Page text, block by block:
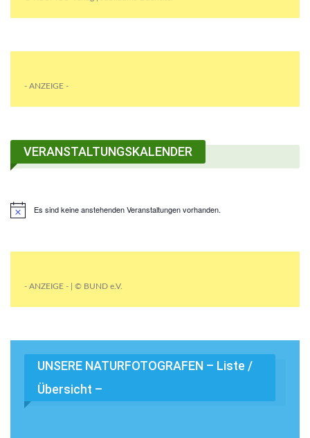
- ANZEIGE -
VERANSTALTUNGSKALENDER
Es sind keine anstehenden Veranstaltungen vorhanden.
- ANZEIGE - | © BUND e.V.
UNSERE NATURFOTOGRAFEN – Liste /
Übersicht –